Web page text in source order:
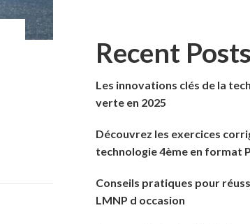
Recent Posts
Les innovations clés de la
verte en 2025
Découvrez les exercices
technologie 4ème en format
Conseils pratiques pour
LMNP d occasion